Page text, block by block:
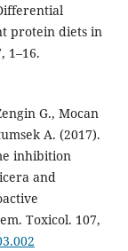
protein diets in
1–16.
G., Mocan
A. (2017).
inhibition
and
Toxicol. 107,